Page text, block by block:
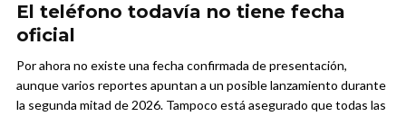
El teléfono todavía no tiene fecha
oficial
Por ahora no existe una fecha confirmada de presentación,
aunque varios reportes apuntan a un posible lanzamiento durante
la segunda mitad de 2026. Tampoco está asegurado que todas las